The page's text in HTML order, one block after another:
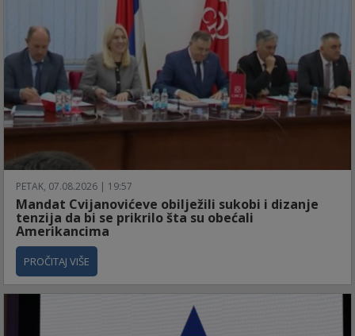
PETAK, 07.08.2026 | 19:57
Mandat Cvijanovićeve obilježili sukobi i dizanje
tenzija da bi se prikrilo šta su obećali
Amerikancima
PROČITAJ VIŠE